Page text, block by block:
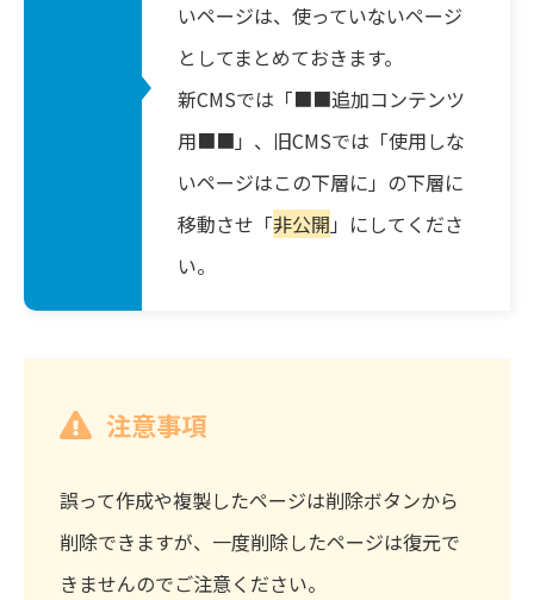
いページは、使っていないページ
としてまとめておきます。
新CMSでは「■■追加コンテンツ
用■■」、旧CMSでは「使用しな
いページはこの下層に」の下層に
移動させ「非公開 」にしてくださ
い。
注意事項
誤って作成や複製したページは削除ボタンから
削除できますが、一度削除したページは復元で
きませんのでご注意ください。